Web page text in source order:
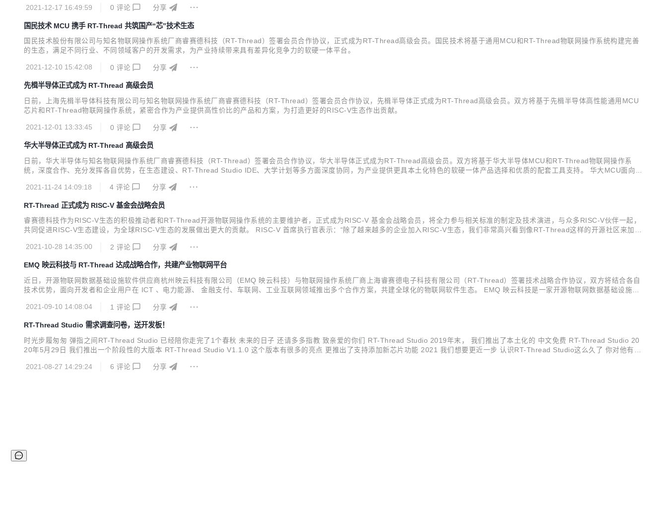
片。极海致力于为消费电子、医疗设...
2021-12-17 16:49:59 0 评论 分享
国民技术 MCU 携手 RT-Thread 共筑国产“芯”技术生态
国民技术股份有限公司与知名物联网操作系统厂商睿赛德科技（RT-Thread）签署会员合作协议，正式成为RT-Thread高级会员。国民技术将基于通用MCU和RT-Thread物联网操作系统构建完善
的生态，满足不同行业、不同领域客户的开发需求，为产业持续带来具有差异化竞争力的软硬一体平台。
2021-12-10 15:42:08 0 评论 分享
先楫半导体正式成为 RT-Thread 高级会员
日前，上海先楫半导体科技有限公司与知名物联网操作系统厂商睿赛德科技（RT-Thread）签署会员合作协议，先楫半导体正式成为RT-Thread高级会员。双方将基于先楫半导体高性能通用MCU
芯片和RT-Thread物联网操作系统，紧密合作为产业提供高性价比的产品和方案，为打造更好的RISC-V生态作出贡献。
2021-12-01 13:33:45 0 评论 分享
华大半导体正式成为 RT-Thread 高级会员
日前，华大半导体与知名物联网操作系统厂商睿赛德科技（RT-Thread）签署会员合作协议，华大半导体正式成为RT-Thread高级会员。双方将基于华大半导体MCU和RT-Thread物联网操作系
统，深度合作、充分发挥各自优势，在生态建设、RT-Thread Studio IDE、大学计划等多方面深度协同，为产业提供更具本土化特色的软硬一体产品选择和优质的配套工具支持。 华大MCU面向物
大硬核竞争力是极致的超低功耗、高可靠...
2021-11-24 14:09:18 4 评论 分享
RT-Thread 正式成为 RISC-V 基金会战略会员
睿赛德科技作为RISC-V生态的积极推动者和RT-Thread开源物联网操作系统的主要维护者，正式成为RISC-V 基金会战略会员，将全力参与相关标准的制定及技术演进，与众多RISC-V伙伴一起，
共同促进RISC-V生态建设，为全球RISC-V生态的发展做出更大的贡献。 RISC-V 首席执行官表示：“除了越来越多的企业加入RISC-V生态，我们非常高兴看到像RT-Thread这样的开源社区来加入
2021-10-28 14:35:00
2 评论 分享
EMQ 映云科技与 RT-Thread 达成战略合作，共建产业物联网平台
近日，开源物联网数据基础设施软件供应商杭州映云科技有限公司（EMQ 映云科技）与物联网操作系统厂商上海睿赛德电子科技有限公司（RT-Thread）签署技术战略合作协议，双方将结合各自
技术优势，面向开发者和企业用户在 ICT 、电力能源、 金融支付、车联网、工业互联网领域推出多个合作方案，共建全球化的物联网软件生态。 EMQ 映云科技是一家开源物联网数据基础设施软
市场广泛应用的 MQTT 消息服务器，EMQ 映云科技的核...
2021-09-10 14:08:04 1 评论 分享
RT-Thread Studio 需求调查问卷，送开发板！
时光步履匆匆 弹指之间RT-Thread Studio 已经陪你走完了1个春秋 未来的日子 还请多多指教 致亲爱的你们 RT-Thread Studio 2019年末， 我们推出了本土化的 中文免费 RT-Thread Studio 20
20年5月29日 我们推出一个阶段性的大版本 RT-Thread Studio V1.1.0 这个版本有很多的亮点 更推出了支持添加新芯片功能 2021 我们想要更近一步 认识RT-Thread Studio这么久了 你对他有什
2021-08-27 14:29:24
6 评论 分享